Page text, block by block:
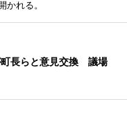
かれる。
町長らと意見交換 議場